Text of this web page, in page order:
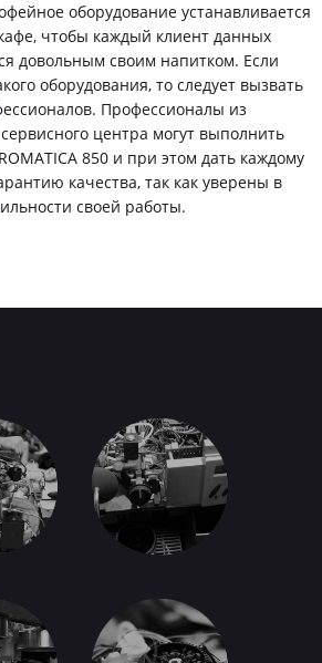
оборудование устанавливается
чтобы каждый клиент данных
довольным своим напитком. Если
оборудования, то следует вызвать
Профессионалы из
центра могут выполнить
850 и при этом дать каждому
качества, так как уверены в
своей работы.